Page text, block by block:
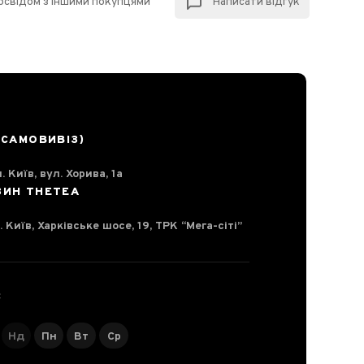
Київ, вул. Хорива, 1а
THETEA
Київ, Харківське шосе, 19, ТРК “Мега-сіті”
Нд Пн Вт
Ср